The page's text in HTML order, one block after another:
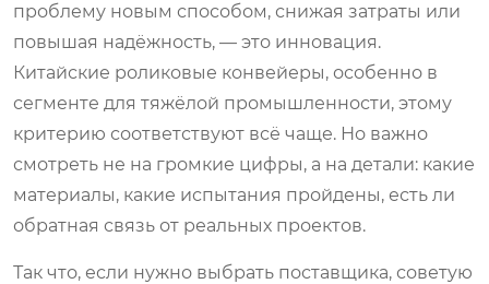
проблему новым способом, снижая затраты или
повышая надёжность, — это инновация.
Китайские роликовые конвейеры, особенно в
сегменте для тяжёлой промышленности, этому
критерию соответствуют всё чаще. Но важно
смотреть не на громкие цифры, а на детали: какие
материалы, какие испытания пройдены, есть ли
обратная связь от реальных проектов.
Так что, если нужно выбрать поставщика, советую